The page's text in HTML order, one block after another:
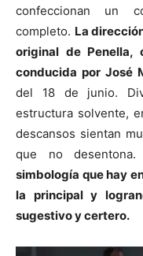
confeccionan un
completo. La
original de Penella,
conducida por José
del 18 de junio.
estructura solvente,
descansos sientan
que no
simbología que hay
la principal y
sugestivo y certero.